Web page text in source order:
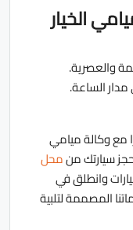
الخيار
والعصرية.
الساعة.
مع وكالة ميامي
سيارتك منمحل
وانطلق في
المصممة لتلبية